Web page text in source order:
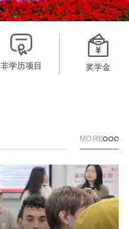
非学历项目 奖学金
MORE